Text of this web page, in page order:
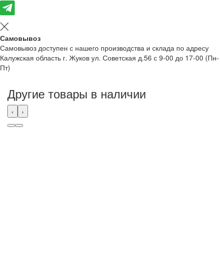
Самовывоз
Самовывоз доступен с нашего производства и склада по адресу
Калужская область г. Жуков ул. Советская д.56 с 9-00 до 17-00 (Пн-
Пт)
Другие товары в наличии
‹ ›